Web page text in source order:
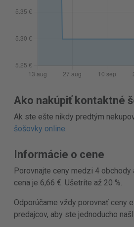
Ako nakúpiť kontaktné
Ak ste ešte nikdy predtým
šošovky online.
Informácie o cene
Porovnajte ceny medzi 4
cena je 6,66 €. Ušetríte až 20 %.
Odporúčame vždy porovnať ceny
predajcov, aby ste jednoducho